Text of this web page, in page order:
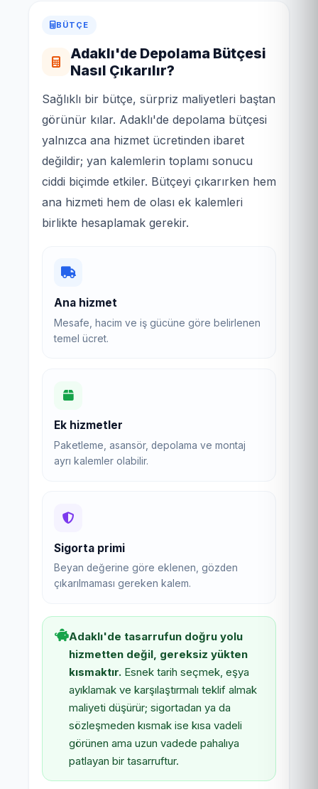
BÜTÇE
Adaklı'de Depolama Bütçesi
Nasıl Çıkarılır?
Sağlıklı bir bütçe, sürpriz maliyetleri baştan
görünür kılar. Adaklı'de depolama bütçesi
yalnızca ana hizmet ücretinden ibaret
değildir; yan kalemlerin toplamı sonucu
ciddi biçimde etkiler. Bütçeyi çıkarırken hem
ana hizmeti hem de olası ek kalemleri
birlikte hesaplamak gerekir.
Ana hizmet
Mesafe, hacim ve iş gücüne göre belirlenen
temel ücret.
Ek hizmetler
Paketleme, asansör, depolama ve montaj
ayrı kalemler olabilir.
Sigorta primi
Beyan değerine göre eklenen, gözden
çıkarılmaması gereken kalem.
Adaklı'de tasarrufun doğru yolu
hizmetten değil, gereksiz yükten
kısmaktır. Esnek tarih seçmek, eşya
ayıklamak ve karşılaştırmalı teklif almak
maliyeti düşürür; sigortadan ya da
sözleşmeden kısmak ise kısa vadeli
görünen ama uzun vadede pahalıya
patlayan bir tasarruftur.